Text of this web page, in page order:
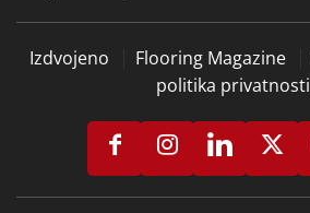
Izdvojeno Flooring Magazine
politika privatnosti